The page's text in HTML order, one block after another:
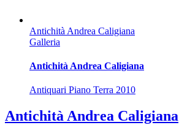
Antichità Andrea Caligiana
Galleria
Antichità Andrea Caligiana
Antiquari Piano Terra 2010
Antichità Andrea Caligiana